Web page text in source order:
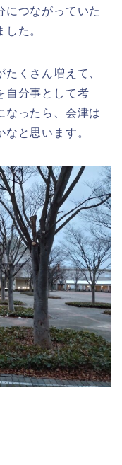
につながっていた
た。
くさん増えて、
自分事として考
なったら、会津は
と思います。